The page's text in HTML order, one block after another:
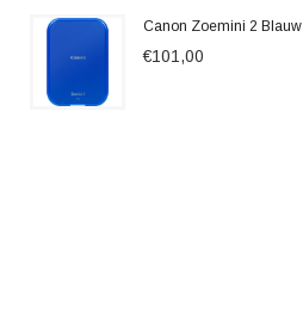
Canon Zoemini 2 Blauw
€101,00